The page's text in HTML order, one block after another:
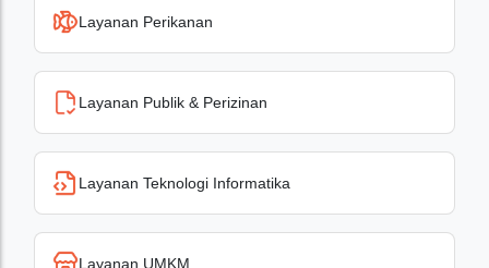
Layanan Perikanan
Layanan Publik & Perizinan
Layanan Teknologi Informatika
Layanan UMKM